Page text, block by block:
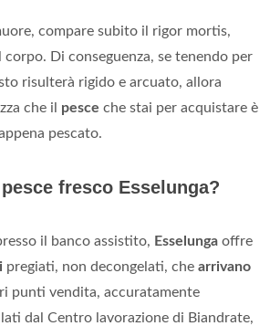
compare subito il rigor mortis,
Di conseguenza, se tenendo per
risulterà rigido e arcuato, allora
che il pesce che stai per acquistare è
pescato.
fresco Esselunga?
il banco assistito, Esselunga offre
pregiati, non decongelati, che arrivano
punti vendita, accuratamente
dal Centro lavorazione di Biandrate,